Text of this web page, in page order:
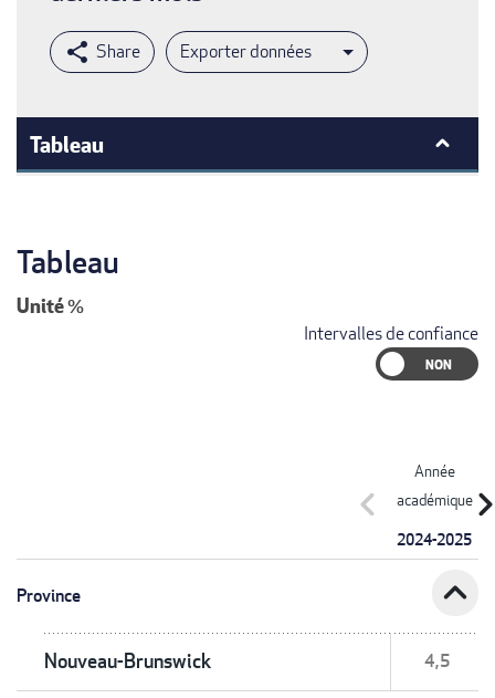
Exporter données
Tableau
Tableau
Unité%
Intervalles de confiance
Année
académique
2024-2025
chevron_left
Province expand_less
Nouveau-Brunswick 4,5